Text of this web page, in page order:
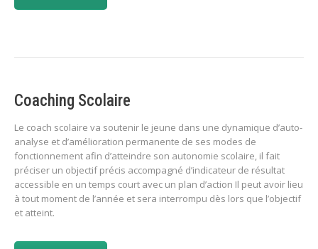
Coaching Scolaire
Le coach scolaire va soutenir le jeune dans une dynamique d’auto-
analyse et d’amélioration permanente de ses modes de
fonctionnement afin d’atteindre son autonomie scolaire, il fait
préciser un objectif précis accompagné d’indicateur de résultat
accessible en un temps court avec un plan d’action Il peut avoir lieu
à tout moment de l’année et sera interrompu dès lors que l’objectif
et atteint.